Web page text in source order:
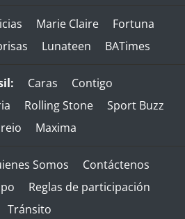
Marie Claire
Fortuna
Lunateen BATimes
Caras
Contigo
Rolling Stone
Sport Buzz
Maxima
Somos
Contáctenos
Reglas de participación
Tránsito